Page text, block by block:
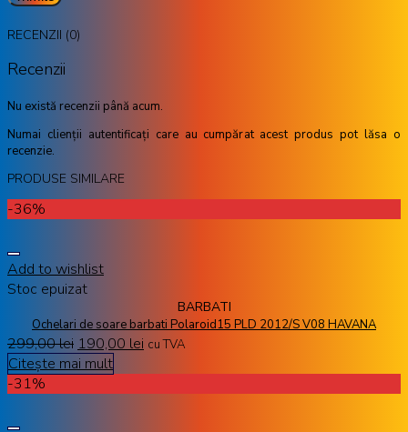
RECENZII (0)
Recenzii
Nu există recenzii până acum.
Numai clienții autentificați care au cumpărat acest produs pot lăsa o
recenzie.
PRODUSE SIMILARE
-36%
Add to wishlist
Stoc epuizat
BARBATI
Ochelari de soare barbati Polaroid15 PLD 2012/S V08 HAVANA
299,00lei 190,00 lei cu TVA
Citește mai mult
-31%